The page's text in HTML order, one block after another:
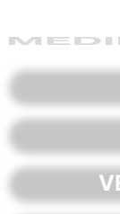
content